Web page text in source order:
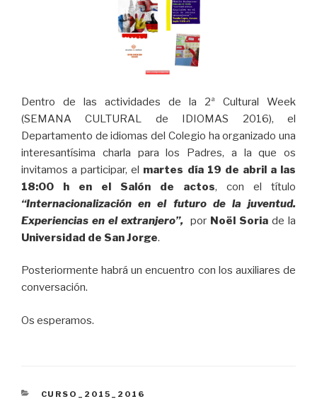
Dentro de las actividades de la 2ª Cultural Week
(SEMANA CULTURAL de IDIOMAS 2016), el
Departamento de idiomas del Colegio ha organizado una
interesantísima charla para los Padres, a la que os
invitamos a participar, el martes día 19 de abril a las
18:00 h en el Salón de actos, con el título
“Internacionalización en el futuro de la juventud.
Experiencias en el extranjero”, por Noël Soria de la
Universidad de San Jorge.
Posteriormente habrá un encuentro con los auxiliares de
conversación.
Os esperamos.
CATEGORÍAS
CURSO_2015_2016